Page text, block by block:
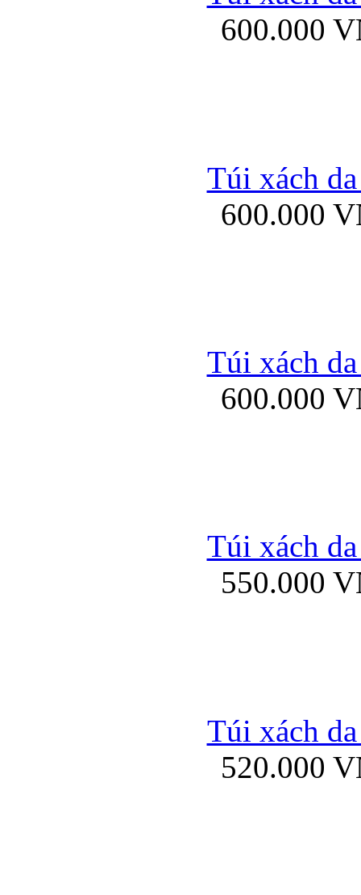
Bao da iPhone 5
Bao da iPad
600.000
Túi xách
600.000
Túi xách
600.000
Túi xách
550.000
Túi xách
520.000